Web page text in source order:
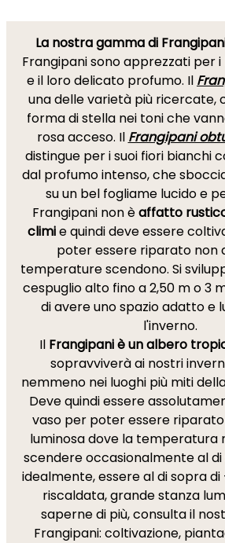
La nostra gamma di
Frangipani sono apprezzati per
e il loro delicato profumo. Il
una delle varietà più ricercate,
forma di stella nei toni che
rosa acceso. Il Frangipani
distingue per i suoi fiori bianchi
dal profumo intenso, che
su un bel fogliame lucido e
Frangipani non èaffatto
climie quindi deve essere
poter essere riparato non
temperature scendono. Si
cespuglio alto fino a 2,50 m o 3
di avere uno spazio adatto e
l'inverno.
Il Frangipani è un albero
sopravviverà ai nostri
nemmeno nei luoghi più miti
Deve quindi essere
vaso per poter essere
luminosa dove la temperatura
scendere occasionalmente al di
idealmente, essere al di sopra di
riscaldata, grande stanza
saperne di più, consulta il
Frangipani: coltivazione,